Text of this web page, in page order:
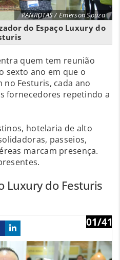
PANROTAS / Emerson Souza
do Espaço Luxury do
quem tem reunião
sexto ano em que o
no Festuris, cada ano
fornecedores repetindo a
hotelaria de alto
passeios,
marcam presença.
Luxury do Festuris
01/41